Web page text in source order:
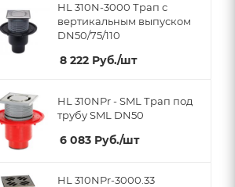
HL 310N-3000 Трап с
вертикальным выпуском
DN50/75/110
8 222 Руб./шт
HL 310NPr - SML Трап под
трубу SML DN50
6 083 Руб./шт
HL 310NPr-3000.33